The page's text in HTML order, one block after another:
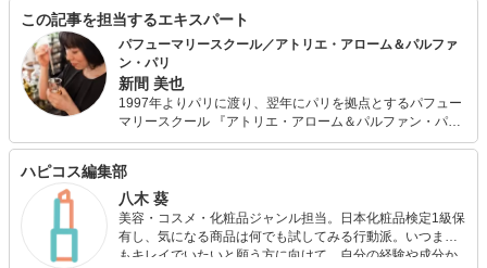
この記事を担当するエキスパート
パフューマリースクール／アトリエ・アローム＆パルファ
ン・パリ
新間 美也
1997年よりパリに渡り、翌年にパリを拠点とするパフュー
マリースクール 『アトリエ・アローム＆パルファン・パ
リ』を設立。現在パリを活動拠点とし、香りに魅せられた
ミッションは、香りの魅力を伝えること。
ハピコス編集部
八木 葵
美容・コスメ・化粧品ジャンル担当。日本化粧品検定1級保
有し、気になる商品は何でも試してみる行動派。いつまで
もキレイでいたいと願う方に向けて、自分の経験や成分か